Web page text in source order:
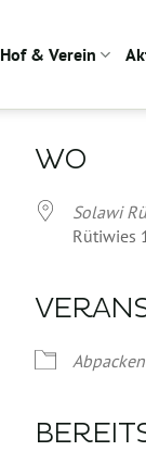
Hof & Verein
iCalendar
WO
Solawi
Rütiwies
Abpacken